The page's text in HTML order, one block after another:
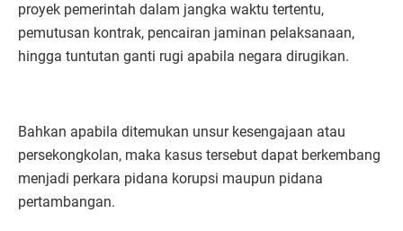
proyek pemerintah dalam jangka waktu tertentu,
pemutusan kontrak, pencairan jaminan pelaksanaan,
hingga tuntutan ganti rugi apabila negara dirugikan.
Bahkan apabila ditemukan unsur kesengajaan atau
persekongkolan, maka kasus tersebut dapat berkembang
menjadi perkara pidana korupsi maupun pidana
pertambangan.